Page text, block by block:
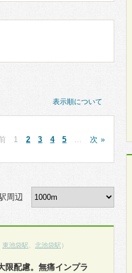
表示順について
1 2 3 4 5 次 »
周辺
東池袋駅 北池袋駅 ）
限配慮。無痛インプラ